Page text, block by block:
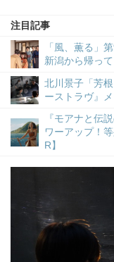
注目記事
「風、薫る」
新潟から帰っ
北川景子「芳
ーストラヴ』
『モアナと伝
ワーアップ！
R】